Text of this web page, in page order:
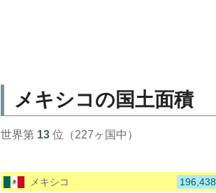
メキシコの国土面積
世界第 13 位（227ヶ国中）
メキシコ
196,438